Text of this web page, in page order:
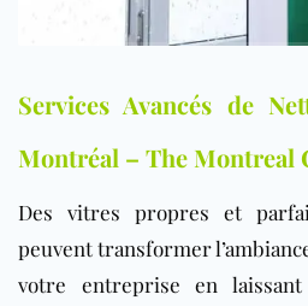
Services Avancés de
Montréal – The Montreal
Des vitres propres et
peuvent transformer
votre entreprise en